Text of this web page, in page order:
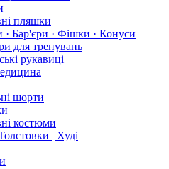
пляшки
· Бар'єри · Фішки · Конуси
для тренувань
рукавиці
шорти
костюми
| Худі